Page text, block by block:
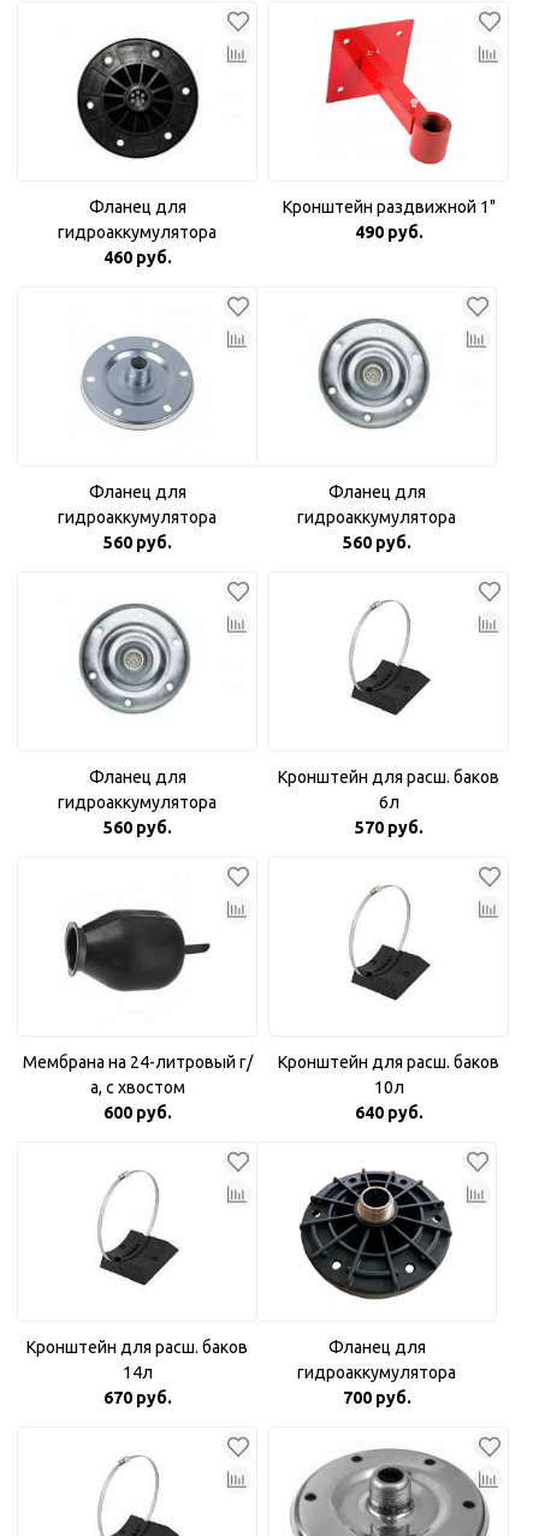
Фланец для
гидроаккумулятора
пластиковый 1"
460 руб.
Кронштейн раздвижной 1"
490 руб.
Фланец для
гидроаккумулятора
оцинкованный 3/4"
560 руб.
Фланец для
гидроаккумулятора
оцинкованный с пластиковой
560 руб.
Фланец для
гидроаккумулятора
оцинкованный Аквабрайт 1"
560 руб.
Кронштейн для расш. баков
6л
570 руб.
Мембрана на 24-литровый г/
а, с хвостом
600 руб.
Кронштейн для расш. баков
10л
640 руб.
Кронштейн для расш. баков
14л
670 руб.
Фланец для
гидроаккумулятора
пластиковый 1"
700 руб.